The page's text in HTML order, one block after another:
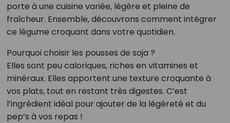
porte à une cuisine variée, légère et pleine de
fraîcheur. Ensemble, découvrons comment intégrer
ce légume croquant dans votre quotidien.
Pourquoi choisir les pousses de soja ?
Elles sont peu caloriques, riches en vitamines et
minéraux. Elles apportent une texture croquante à
vos plats, tout en restant très digestes. C’est
l’ingrédient idéal pour ajouter de la légèreté et du
pep’s à vos repas !